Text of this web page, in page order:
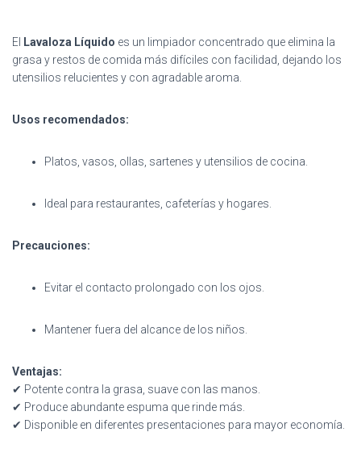
El Lavaloza Líquido es un limpiador concentrado que elimina la
grasa y restos de comida más difíciles con facilidad, dejando los
utensilios relucientes y con agradable aroma.
Usos recomendados:
Platos, vasos, ollas, sartenes y utensilios de cocina.
Ideal para restaurantes, cafeterías y hogares.
Precauciones:
Evitar el contacto prolongado con los ojos.
Mantener fuera del alcance de los niños.
Ventajas:
✔ Potente contra la grasa, suave con las manos.
✔ Produce abundante espuma que rinde más.
✔ Disponible en diferentes presentaciones para mayor economía.